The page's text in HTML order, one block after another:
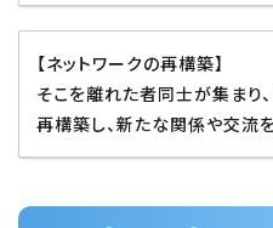
【ネットワークの再構築】
そこを離れた者同士が集まり
再構築し、新たな関係や交流